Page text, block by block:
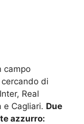
campo
di
Real
e Cagliari. Due
azzurro: